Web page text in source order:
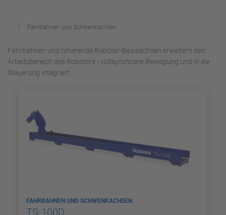
Fahrbahnen und Schwenkachsen
Fahrbahnen und rotierende Roboter-Basisachsen erweitern den
Arbeitsbereich des Roboters - vollsynchrone Bewegung und in die
Steuerung integriert.
FAHRBAHNEN UND SCHWENKACHSEN
TS-100D